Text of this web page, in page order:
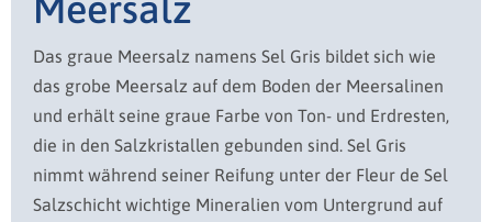
Das graue Meersalz namens Sel Gris bildet sich wie
das grobe Meersalz auf dem Boden der Meersalinen
und erhält seine graue Farbe von Ton- und Erdresten,
die in den Salzkristallen gebunden sind. Sel Gris
nimmt während seiner Reifung unter der Fleur de Sel
Salzschicht wichtige Mineralien vom Untergrund auf